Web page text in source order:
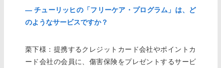
― チューリッヒの「フリーケア・プログラム」は、ど
のようなサービスですか？
栗下様：提携するクレジットカード会社やポイントカ
ード会社の会員に、傷害保険をプレゼントするサービ